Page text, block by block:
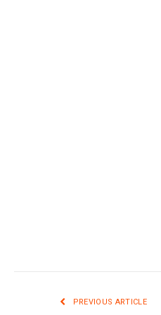
PREVIOUS ARTICLE